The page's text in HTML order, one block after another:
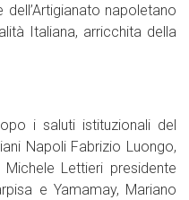
napoletano
Italiana, arricchita della
i saluti istituzionali del
Napoli Fabrizio Luongo,
Lettieri presidente
e Yamamay, Mariano